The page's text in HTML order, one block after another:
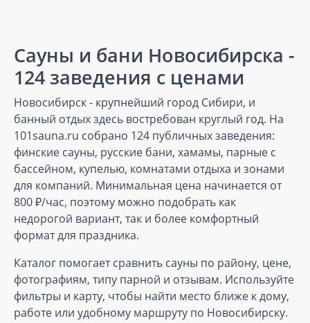
Сауны и бани Новосибирска -
124 заведения с ценами
Новосибирск - крупнейший город Сибири, и
банный отдых здесь востребован круглый год. На
101sauna.ru собрано 124 публичных заведения:
финские сауны, русские бани, хамамы, парные с
бассейном, купелью, комнатами отдыха и зонами
для компаний. Минимальная цена начинается от
800 ₽/час, поэтому можно подобрать как
недорогой вариант, так и более комфортный
формат для праздника.
Каталог помогает сравнить сауны по району, цене,
фотографиям, типу парной и отзывам. Используйте
фильтры и карту, чтобы найти место ближе к дому,
работе или удобному маршруту по Новосибирску.